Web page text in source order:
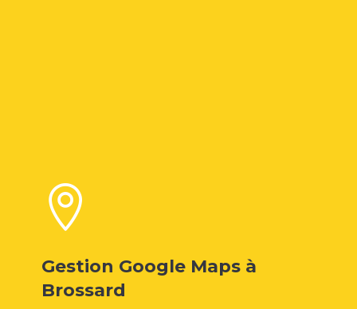

Gestion Google Maps à
Brossard